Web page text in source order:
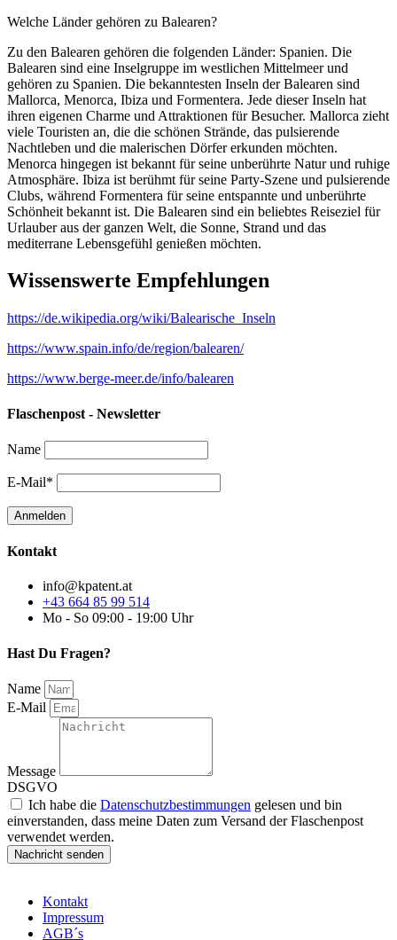
Welche Länder gehören zu Balearen?
Zu den Balearen gehören die folgenden Länder: Spanien. Die
Balearen sind eine Inselgruppe im westlichen Mittelmeer und
gehören zu Spanien. Die bekanntesten Inseln der Balearen sind
Mallorca, Menorca, Ibiza und Formentera. Jede dieser Inseln hat
ihren eigenen Charme und Attraktionen für Besucher. Mallorca zieht
viele Touristen an, die die schönen Strände, das pulsierende
Nachtleben und die malerischen Dörfer erkunden möchten.
Menorca hingegen ist bekannt für seine unberührte Natur und ruhige
Atmosphäre. Ibiza ist berühmt für seine Party-Szene und pulsierende
Clubs, während Formentera für seine entspannte und unberührte
Schönheit bekannt ist. Die Balearen sind ein beliebtes Reiseziel für
Urlauber aus der ganzen Welt, die Sonne, Strand und das
mediterrane Lebensgefühl genießen möchten.
Wissenswerte Empfehlungen
https://de.wikipedia.org/wiki/Balearische_Inseln
https://www.spain.info/de/region/balearen/
https://www.berge-meer.de/info/balearen
Flaschenpost - Newsletter
Name
E-Mail*
Kontakt
info@kpatent.at
+43 664 85 99 514
Mo - So 09:00 - 19:00 Uhr
Hast Du Fragen?
Name
E-Mail
Message
DSGVO
Ich habe die Datenschutzbestimmungen gelesen und bin
einverstanden, dass meine Daten zum Versand der Flaschenpost
verwendet werden.
Nachricht senden
Kontakt
Impressum
AGB´s